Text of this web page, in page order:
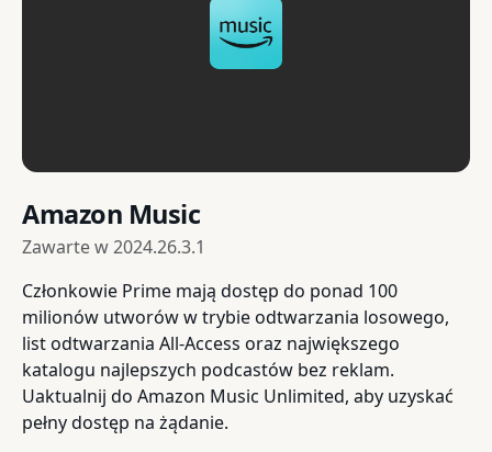
Amazon Music
Zawarte w2024.26.3.1
Członkowie Prime mają dostęp do ponad 100
milionów utworów w trybie odtwarzania losowego,
list odtwarzania All-Access oraz największego
katalogu najlepszych podcastów bez reklam.
Uaktualnij do Amazon Music Unlimited, aby uzyskać
pełny dostęp na żądanie.